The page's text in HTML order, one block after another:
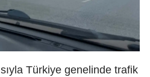
Türkiye genelinde trafik